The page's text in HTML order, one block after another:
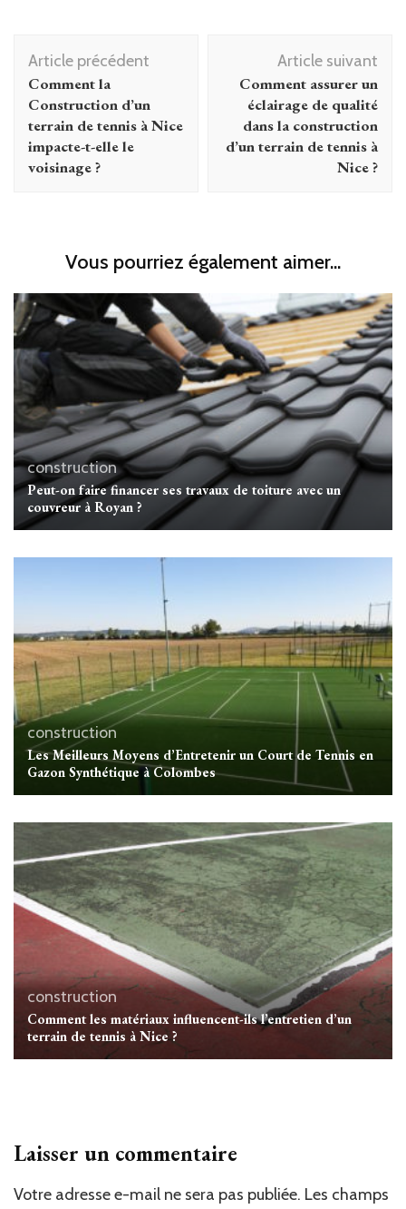
Navigation
d'article
Article précédent
Comment la
Construction d’un
terrain de tennis à Nice
impacte-t-elle le
voisinage ?
Article suivant
Comment assurer un
éclairage de qualité
dans la construction
d’un terrain de tennis à
Nice ?
Vous pourriez également aimer...
construction
Peut-on faire financer ses travaux de toiture avec un
couvreur à Royan ?
construction
Les Meilleurs Moyens d’Entretenir un Court de Tennis en
Gazon Synthétique à Colombes
construction
Comment les matériaux influencent-ils l’entretien d’un
terrain de tennis à Nice ?
Laisser un commentaire
Votre adresse e-mail ne sera pas publiée. Les champs
Alternative: